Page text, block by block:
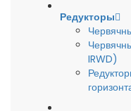
Редукторы
IRWD)